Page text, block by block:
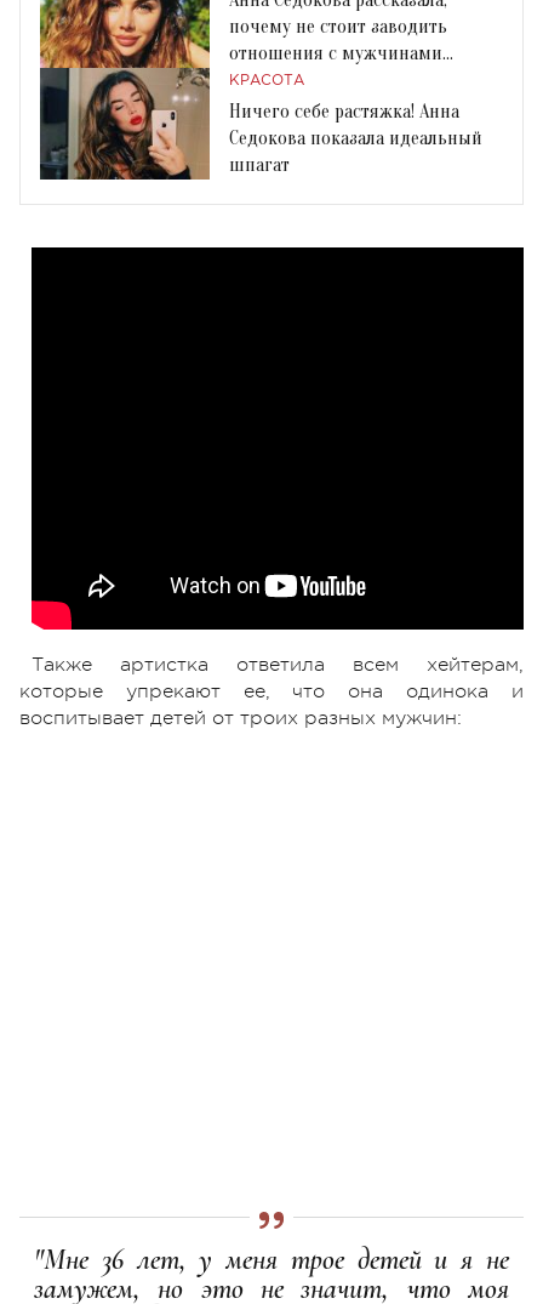
почему не стоит заводить
отношения с мужчинами
постарше
КРАСОТА
Ничего себе растяжка! Анна
Седокова показала идеальный
шпагат
Также артистка ответила всем хейтерам,
которые упрекают ее, что она одинока и
воспитывает детей от троих разных мужчин:
"Мне 36 лет, у меня трое детей и я не
замужем, но это не значит, что моя